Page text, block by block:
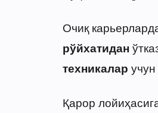
Очиқ
рўйхатидан
техникалар
Қарор